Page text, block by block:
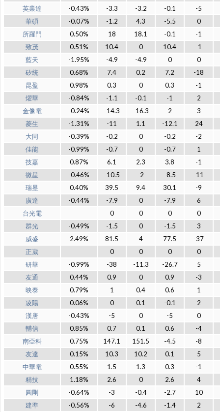
英業達
-0.43% -3.3 -3.2 -0.1
-5
華碩
-0.07% -1.2 4.3 -5.5
0
所羅門
0.50% 18 18.1 -0.1
-1
致茂
0.51% 10.4 0 10.4
-1
藍天
-1.95% -4.9 -4.9 0
0
矽統
0.68% 7.4 0.2 7.2
-18
昆盈
0.98% 0.3 0 0.3
-1
燿華
-0.84% -1.1 -0.1 -1
2
金像電
-0.24% -14.3 -16.3 2
3
菱生
-1.31% -11 1.1 -12.1
24
大同
-0.39% -0.2 0 -0.2
-2
佳能
-0.99% -0.7 0 -0.7
1
技嘉
0.87% 6.1 2.3 3.8
-1
微星
-0.46% -10.5 -2 -8.5
-11
瑞昱
0.40% 39.5 9.4 30.1
-9
廣達
-0.44% -7.9 0 -7.9
6
台光電
0 0 0
0
群光
-0.49% -1.5 0 -1.5
3
威盛
2.49% 81.5 4 77.5
-37
正崴
0 0 0
0
研華
-0.99% -38 -11.3 -26.7
5
友通
0.44% 0.9 0 0.9
-3
映泰
0.79% 1 0.4 0.6
1
凌陽
0.06% 0 0.1 -0.1
2
漢唐
-0.43% -5 0 -5
0
輔信
0.85% 0.7 0.1 0.6
-4
南亞科
0.75% 147.1 151.5 -4.5
-8
友達
0.15% 10.3 10.2 0.1
5
中華電
0.55% 1.5 1.3 0.3
-1
精技
1.18% 2.6 0 2.6
4
圓剛
-0.64% -3 -0.4 -2.7
10
建準
-0.56% -6 -4.6 -1.4 2